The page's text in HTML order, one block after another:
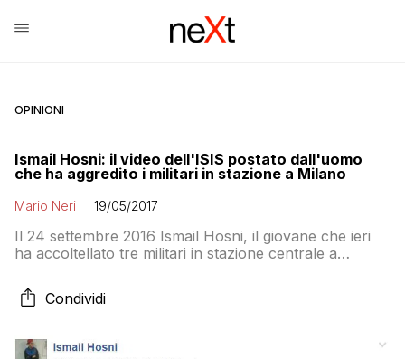
OPINIONI
Ismail Hosni: il video dell'ISIS postato dall'uomo
che ha aggredito i militari in stazione a Milano
Mario Neri 19/05/2017
Il 24 settembre 2016 Ismail Hosni, il giovane che ieri
ha accoltellato tre militari in stazione centrale a
profilo Facebook. La traduzione dall’arabo del
commento del giovane che accompagna le immagini
stampa AGI, è: “Il più bell’inno dell’Isis che […]
Condividi